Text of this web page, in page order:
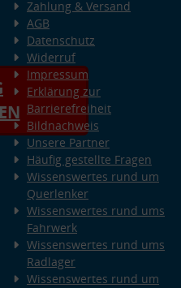
Zahlung & Versand
AGB
Datenschutz
Widerruf
Impressum
Erklärung zur
Barrierefreiheit
Bildnachweis
Unsere Partner
Häufig gestellte Fragen
Wissenswertes rund um
Querlenker
Wissenswertes rund ums
Fahrwerk
Wissenswertes rund ums
Radlager
Wissenswertes rund um